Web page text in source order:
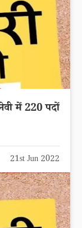
में 220 पदों
21st Jun 2022